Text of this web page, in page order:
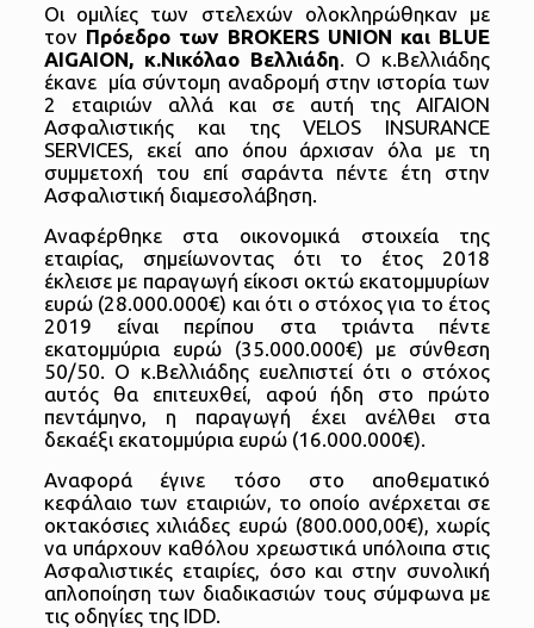
Οι ομιλίες των στελεχών ολοκληρώθηκαν με
τον Πρόεδρο των BROKERS UNION και BLUE
AIGAION, κ.Νικόλαο Βελλιάδη. Ο κ.Βελλιάδης
έκανε μία σύντομη αναδρομή στην ιστορία των
2 εταιριών αλλά και σε αυτή της ΑΙΓΑΙΟΝ
Ασφαλιστικής και της VELOS INSURANCE
SERVICES, εκεί απο όπου άρχισαν όλα με τη
συμμετοχή του επί σαράντα πέντε έτη στην
Ασφαλιστική διαμεσολάβηση.
Αναφέρθηκε στα οικονομικά στοιχεία της
εταιρίας, σημείωνοντας ότι το έτος 2018
έκλεισε με παραγωγή είκοσι οκτώ εκατομμυρίων
ευρώ (28.000.000€) και ότι ο στόχος για το έτος
2019 είναι περίπου στα τριάντα πέντε
εκατομμύρια ευρώ (35.000.000€) με σύνθεση
50/50. Ο κ.Βελλιάδης ευελπιστεί ότι ο στόχος
αυτός θα επιτευχθεί, αφού ήδη στο πρώτο
πεντάμηνο, η παραγωγή έχει ανέλθει στα
δεκαέξι εκατομμύρια ευρώ (16.000.000€).
Αναφορά έγινε τόσο στο αποθεματικό
κεφάλαιο των εταιριών, το οποίο ανέρχεται σε
οκτακόσιες χιλιάδες ευρώ (800.000,00€), χωρίς
να υπάρχουν καθόλου χρεωστικά υπόλοιπα στις
Ασφαλιστικές εταιρίες, όσο και στην συνολική
απλοποίηση των διαδικασιών τους σύμφωνα με
τις οδηγίες της IDD.